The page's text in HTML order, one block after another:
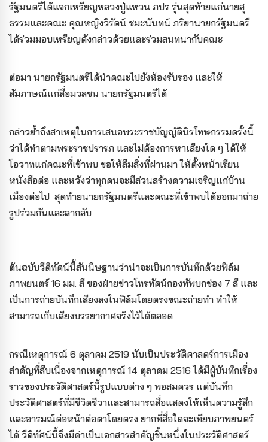
รัฐมนตรีได้แจกเหรียญหลวงปู่แหวน ภปร รุ่นสุดท้ายแก่นายสุ
ธรรมและคณะ คุณหญิงวิรัตน์ ชมะนันทน์ ภริยานายกรัฐมนตรี
ได้ร่วมมอบเหรียญดังกล่าวด้วยและร่วมสนทนากับคณะ
ต่อมา นายกรัฐมนตรีได้นำคณะไปยังห้องรับรอง และให้
สัมภาษณ์แก่สื่อมวลชน นายกรัฐมนตรีได้
กล่าวย้ำถึงสาเหตุในการเสนอพระราชบัญญัตินิรโทษกรรมครั้งนี้
ว่าได้ทำตามพระราชปรารภ และไม่ต้องการหาเสียงใด ๆ ได้ให้
โอวาทแก่คณะที่เข้าพบ ขอให้ลืมสิ่งที่ผ่านมา ให้ตั้งหน้าเรียน
หนังสือต่อ และหวังว่าทุกคนจะมีส่วนสร้างความเจริญแก่บ้าน
เมืองต่อไป สุดท้ายนายกรัฐมนตรีและคณะที่เข้าพบได้ออกมาถ่าย
รูปร่วมกันและลากลับ
ต้นฉบับวีดิทัศน์นี้สันนิษฐานว่าน่าจะเป็นการบันทึกด้วยฟิล์ม
ภาพยนตร์ 16 มม. สี ของฝ่ายข่าวโทรทัศน์กองทัพบกช่อง 7 สี และ
เป็นการถ่ายบันทึกเสียงลงในฟิล์มโดยตรงขณะถ่ายทำ ทำให้
สามารถเก็บเสียงบรรยากาศจริงไว้ได้ตลอด
กรณีเหตุการณ์ 6 ตุลาคม 2519 นับเป็นประวัติศาสตร์การเมือง
สำคัญที่สืบเนื่องจากเหตุการณ์ 14 ตุลาคม 2516 ได้มีผู้บันทึกเรื่อง
ราวของประวัติศาสตร์นี้รูปแบบต่าง ๆ พอสมควร แต่บันทึก
ประวัติศาสตร์ที่มีชีวิตชีวาและสามารถสื่อแสดงให้เห็นความรู้สึก
และอารมณ์ต่อหน้าต่อตาโดยตรง ยากที่สื่อใดจะเทียบภาพยนตร์
ได้ วีดิทัศน์นี้จึงมีค่าเป็นเอกสารสำคัญชิ้นหนึ่งในประวัติศาสตร์